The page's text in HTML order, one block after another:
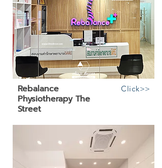
Rebalance
Physiotherapy The
Street
Click>>